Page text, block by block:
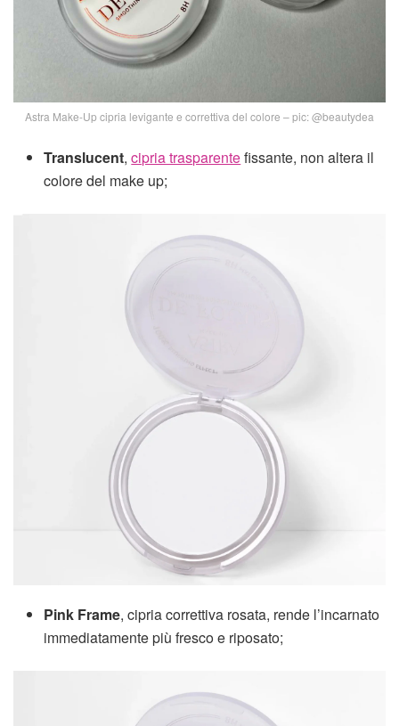
Astra Make-Up cipria levigante e correttiva del colore – pic: @beautydea
Translucent,cipria trasparentefissante, non altera il
colore del make up;
Pink Frame, cipria correttiva rosata, rende l’incarnato
immediatamente più fresco e riposato;